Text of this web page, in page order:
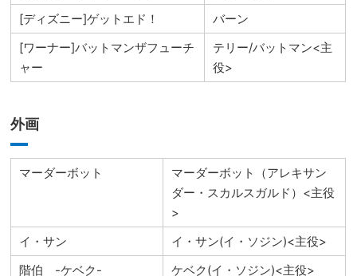
[ディズニー]ゲットエド！
バーン
[ワーナー]バットマンザフューチ
ャー
テリー/バットマン<主
役>
外画
マーダーボット
マーダーボット（アレキサン
ダー・スカルスガルド）<主役
>
イ・サン
イ・サン(イ・ソジン)<主役>
階伯 -ケベク-
ケベク(イ・ソジン)<主役>